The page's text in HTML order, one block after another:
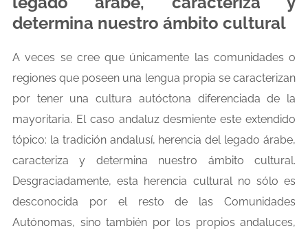
determina nuestro ámbito cultural
A veces se cree que únicamente las comunidades o
regiones que poseen una lengua propia se caracterizan
por tener una cultura autóctona diferenciada de la
mayoritaria. El caso andaluz desmiente este extendido
tópico: la tradición andalusí, herencia del legado árabe,
caracteriza y determina nuestro ámbito cultural.
Desgraciadamente, esta herencia cultural no sólo es
desconocida por el resto de las Comunidades
Autónomas, sino también por los propios andaluces,